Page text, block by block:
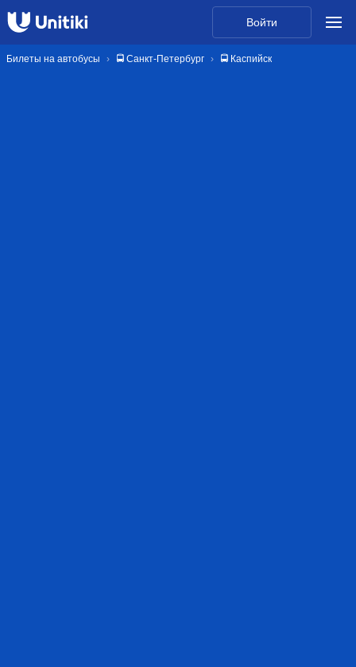
Войти
Билеты на автобусы 🚍 Санкт-Петербург 🚍 Каспийск